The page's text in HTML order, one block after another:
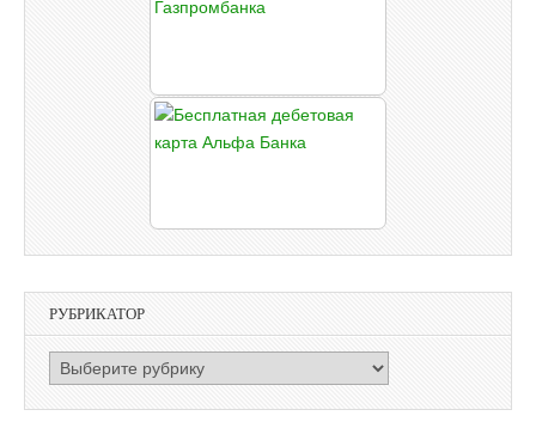
РУБРИКАТОР
РУБРИКАТОР